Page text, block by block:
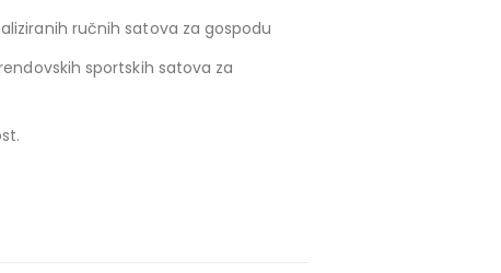
ručnih satova za gospodu
sportskih satova za